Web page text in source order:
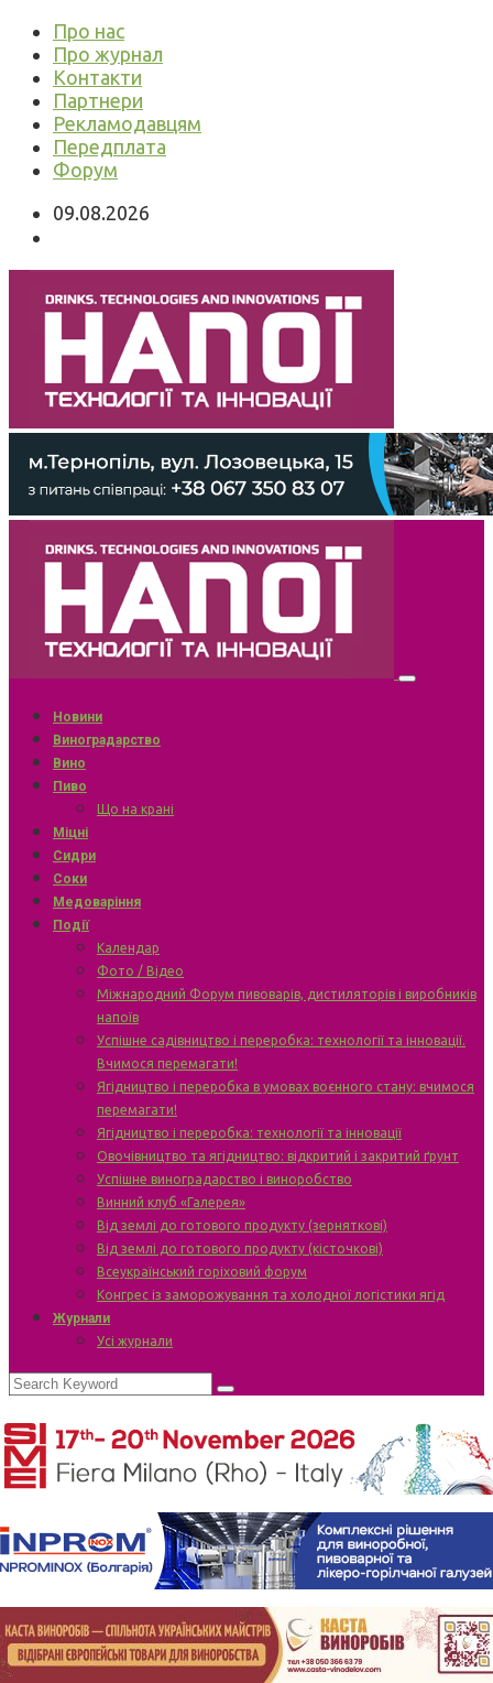
Про нас
Про журнал
Контакти
Партнери
Рекламодавцям
Передплата
Форум
09.08.2026
Новини
Виноградарство
Вино
Пиво
Що на крані
Міцні
Сидри
Соки
Медоваріння
Події
Календар
Фото / Відео
Міжнародний Форум пивоварів, дистиляторів і виробників
напоїв
Успішне садівництво і переробка: технології та інновації.
Вчимося перемагати!
Ягідництво і переробка в умовах воєнного стану: вчимося
перемагати!
Ягідництво і переробка: технології та інновації
Овочівництво та ягідництво: відкритий і закритий ґрунт
Успішне виноградарство і виноробство
Винний клуб «Галерея»
Від землі до готового продукту (зерняткові)
Від землі до готового продукту (кісточкові)
Всеукраїнський горіховий форум
Конгрес із заморожування та холодної логістики ягід
Журнали
Усі журнали